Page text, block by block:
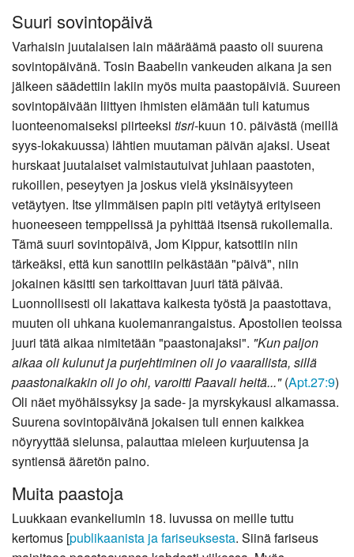
Suuri sovintopäivä
Varhaisin juutalaisen lain määräämä paasto oli suurena
sovintopäivänä. Tosin Baabelin vankeuden aikana ja sen
jälkeen säädettiin lakiin myös muita paastopäiviä. Suureen
sovintopäivään liittyen ihmisten elämään tuli katumus
luonteenomaiseksi piirteeksi tisri-kuun 10. päivästä (meillä
syys-lokakuussa) lähtien muutaman päivän ajaksi. Useat
hurskaat juutalaiset valmistautuivat juhlaan paastoten,
rukoillen, peseytyen ja joskus vielä yksinäisyyteen
vetäytyen. Itse ylimmäisen papin piti vetäytyä erityiseen
huoneeseen temppelissä ja pyhittää itsensä rukoilemalla.
Tämä suuri sovintopäivä, Jom Kippur, katsottiin niin
tärkeäksi, että kun sanottiin pelkästään "päivä", niin
jokainen käsitti sen tarkoittavan juuri tätä päivää.
Luonnollisesti oli lakattava kaikesta työstä ja paastottava,
muuten oli uhkana kuolemanrangaistus. Apostolien teoissa
juuri tätä aikaa nimitetään "paastonajaksi". "Kun paljon
aikaa oli kulunut ja purjehtiminen oli jo vaarallista, sillä
paastonaikakin oli jo ohi, varoitti Paavali heitä..."(Apt.27:9)
Oli näet myöhäissyksy ja sade- ja myrskykausi alkamassa.
Suurena sovintopäivänä jokaisen tuli ennen kaikkea
nöyryyttää sielunsa, palauttaa mieleen kurjuutensa ja
syntiensä ääretön paino.
Muita paastoja
Luukkaan evankeliumin 18. luvussa on meille tuttu
kertomus [publikaanista ja fariseuksesta. Siinä fariseus